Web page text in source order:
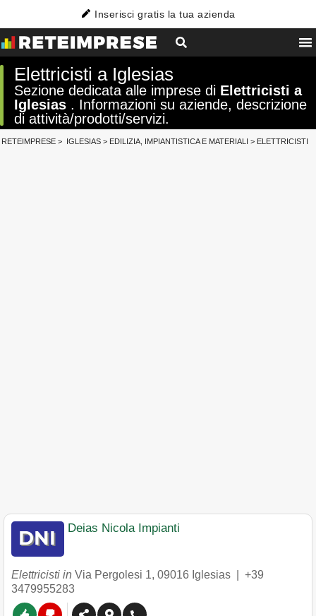
Inserisci gratis la tua azienda
Elettricisti a Iglesias
Sezione dedicata alle imprese di Elettricisti a
Iglesias . Informazioni su aziende, descrizione
di attività/prodotti/servizi.
RETEIMPRESE > IGLESIAS > EDILIZIA, IMPIANTISTICA E MATERIALI > ELETTRICISTI
Deias Nicola Impianti
Elettricisti in Via Pergolesi 1, 09016 Iglesias
+39
3479955283